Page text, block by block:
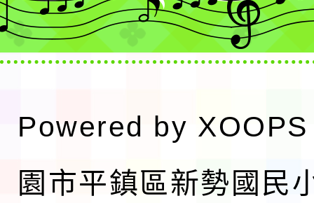
Powered by XOOPS
園市平鎮區新勢國民